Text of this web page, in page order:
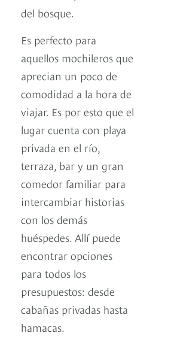
del bosque.
Es perfecto para
aquellos mochileros que
aprecian un poco de
comodidad a la hora de
viajar. Es por esto que el
lugar cuenta con playa
privada en el río,
terraza, bar y un gran
comedor familiar para
intercambiar historias
con los demás
huéspedes. Allí puede
encontrar opciones
para todos los
presupuestos: desde
cabañas privadas hasta
hamacas.